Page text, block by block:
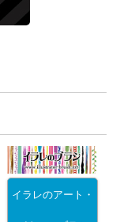
イラレのアート・